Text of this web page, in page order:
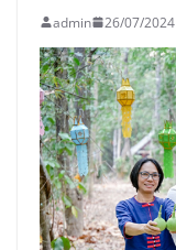
admin 26/07/2024